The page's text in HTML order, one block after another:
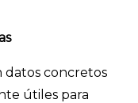
datos concretos
útiles para